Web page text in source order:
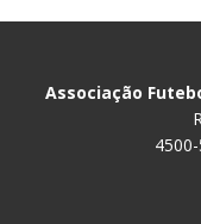
Associação